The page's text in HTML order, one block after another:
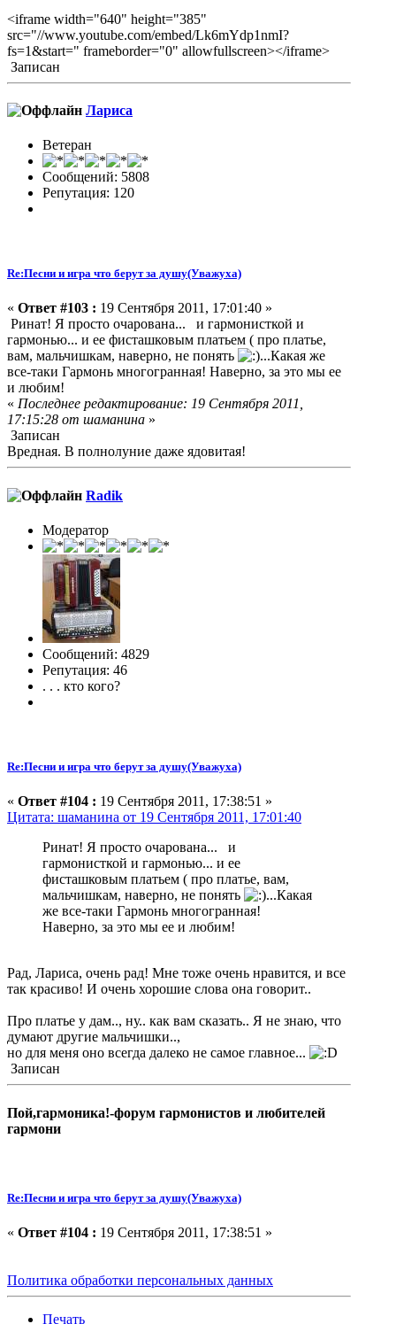
<iframe width="640" height="385"
src="//www.youtube.com/embed/Lk6mYdp1nmI?
fs=1&start=" frameborder="0" allowfullscreen></iframe>
Записан
Лариса
Ветеран
Сообщений: 5808
Репутация: 120
Re:Песни и игра что берут за душу(Уважуха)
« Ответ #103 : 19 Сентября 2011, 17:01:40 »
Ринат! Я просто очарована... и гармонисткой и
гармонью... и ее фисташковым платьем ( про платье,
вам, мальчишкам, наверно, не понять
...Какая же
все-таки Гармонь многогранная! Наверно, за это мы ее
и любим!
« Последнее редактирование: 19 Сентября 2011,
17:15:28 от шаманина »
Записан
Вредная. В полнолуние даже ядовитая!
Radik
Модератор
Сообщений: 4829
Репутация: 46
. . . кто кого?
Re:Песни и игра что берут за душу(Уважуха)
« Ответ #104 : 19 Сентября 2011, 17:38:51 »
Цитата: шаманина от 19 Сентября 2011, 17:01:40
Ринат! Я просто очарована... и
гармонисткой и гармонью... и ее
фисташковым платьем ( про платье, вам,
мальчишкам, наверно, не понять
...Какая
же все-таки Гармонь многогранная!
Наверно, за это мы ее и любим!
Рад, Лариса, очень рад! Мне тоже очень нравится, и все
так красиво! И очень хорошие слова она говорит..
Про платье у дам.., ну.. как вам сказать.. Я не знаю, что
думают другие мальчишки..,
но для меня оно всегда далеко не самое главное...
Записан
Пой,гармоника!-форум гармонистов и любителей
гармони
Re:Песни и игра что берут за душу(Уважуха)
« Ответ #104 : 19 Сентября 2011, 17:38:51 »
Политика обработки персональных данных
Печать